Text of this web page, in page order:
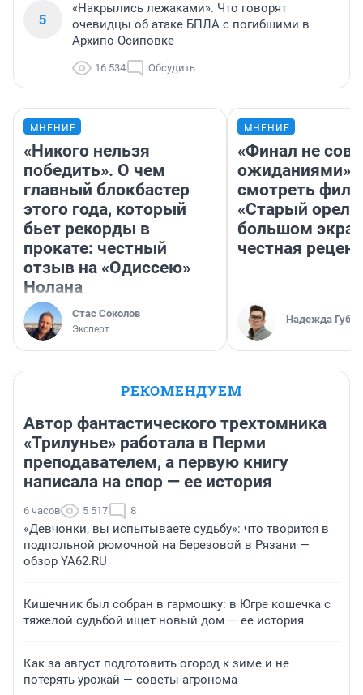
5
«Накрылись лежаками». Что говорят
очевидцы об атаке БПЛА с погибшими в
Архипо-Осиповке
16 534 Обсудить
МНЕНИЕ
«Никого нельзя
победить». О чем
главный блокбастер
этого года, который
бьет рекорды в
прокате: честный
отзыв на «Одиссею»
Нолана
Стас Соколов
Эксперт
МНЕНИЕ
«Финал не
ожиданиями»:
смотреть
«Старый орел»
большом
честная
Надежда
РЕКОМЕНДУЕМ
Автор фантастического трехтомника
«Трилунье» работала в Перми
преподавателем, а первую книгу
написала на спор — ее история
6 часов 5 517 8
«Девчонки, вы испытываете судьбу»: что творится в
подпольной рюмочной на Березовой в Рязани —
обзор YA62.RU
Кишечник был собран в гармошку: в Югре кошечка с
тяжелой судьбой ищет новый дом — ее история
Как за август подготовить огород к зиме и не
потерять урожай — советы агронома